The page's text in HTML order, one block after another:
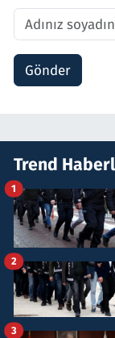
Gönder
Trend
1
2
3